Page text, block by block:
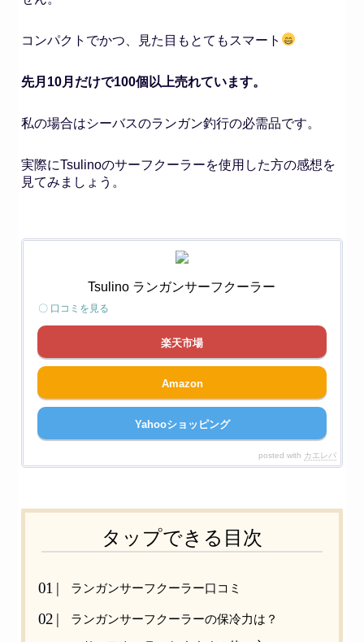
コンパクトでかつ、見た目もとてもスマート
先月10月だけで100個以上売れています。
私の場合はシーバスのランガン釣行の必需品です。
実際にTsulinoのサーフクーラーを使用した方の感想を
見てみましょう。
Tsulino ランガンサーフクーラー
posted with カエレバ
〇 口コミを見る
楽天市場
Amazon
Yahooショッピング
タップできる目次
ランガンサーフクーラー口コミ
ランガンサーフクーラーの保冷力は？